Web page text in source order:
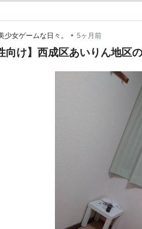
少女ゲームな日々。 • 5ヶ月前
向け】西成区あいりん地区